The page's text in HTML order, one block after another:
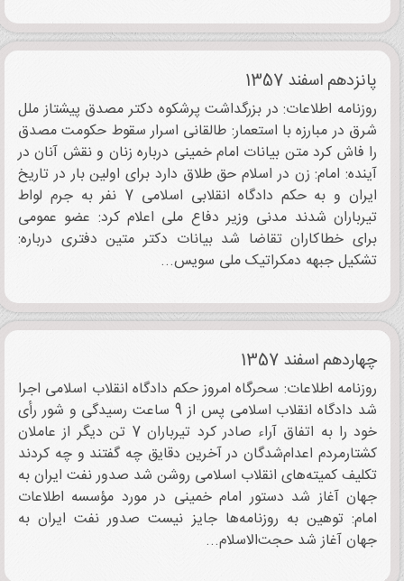
پانزدهم اسفند 1357
روزنامه اطلاعات: در بزرگداشت پرشکوه دکتر مصدق پیشتاز ملل
شرق در مبارزه با استعمار: طالقانی اسرار سقوط حکومت مصدق
را فاش کرد متن بیانات امام خمینی درباره زنان و نقش آنان در
آینده: امام: زن در اسلام حق طلاق دارد برای اولین بار در تاریخ
ایران و به حکم دادگاه انقلابی اسلامی 7 نفر به جرم لواط
تیرباران شدند مدنی وزیر دفاع ملی اعلام کرد: عضو عمومی
برای خطاکاران تقاضا شد بیانات دکتر متین دفتری درباره:
تشکیل جبهه دمکراتیک ملی سویس...
چهاردهم اسفند 1357
روزنامه اطلاعات: سحرگاه امروز حکم دادگاه انقلاب اسلامی اجرا
شد دادگاه انقلاب اسلامی پس از 9 ساعت رسیدگی و شور رأی
خود را به اتفاق آراء صادر کرد تیرباران 7 تن دیگر از عاملان
کشتارمردم اعدام‌‌شدگان در آخرین دقایق چه گفتند و چه کردند
تکلیف کمیته‌های انقلاب اسلامی روشن شد صدور نفت ایران به
جهان آغاز شد دستور امام خمینی در مورد مؤسسه اطلاعات
امام: توهین به روزنامه‌ها جایز نیست صدور نفت ایران به
جهان آغاز شد حجت‌الاسلام...